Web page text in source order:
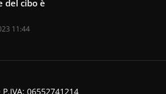
del cibo è
11:44
06552741214